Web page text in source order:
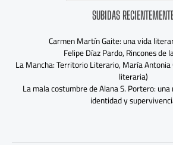
SUBIDAS
Carmen Martín Gaite: una vida
Felipe Díaz Pardo, Rincones de
La Mancha: Territorio Literario, María
literaria)
La mala costumbre de Alana S. Portero:
identidad y